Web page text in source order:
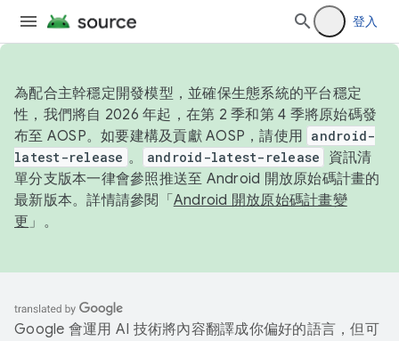
登入
為配合主幹穩定開發模型，並確保生態系統的平台穩定
性，我們將自 2026 年起，在第 2 季和第 4 季將原始碼發
布至 AOSP。如要建構及貢獻 AOSP，請使用 android-
latest-release 。 android-latest-release
資訊清
單分支版本一律會參照推送至 Android 開放原始碼計畫的
最新版本。詳情請參閱「 Android 開放原始碼計畫變
更 」。
Google 會運用 AI 技術將內容翻譯成你偏好的語言，但可